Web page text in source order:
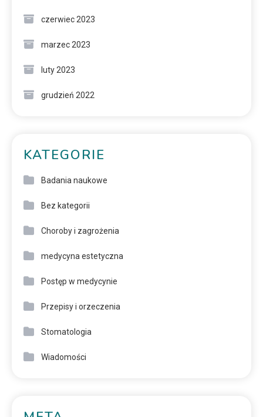
czerwiec 2023
marzec 2023
luty 2023
grudzień 2022
KATEGORIE
Badania naukowe
Bez kategorii
Choroby i zagrożenia
medycyna estetyczna
Postęp w medycynie
Przepisy i orzeczenia
Stomatologia
Wiadomości